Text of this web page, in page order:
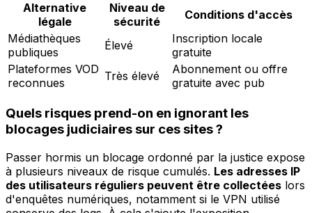
Alternative
légale
Niveau de
sécurité
Conditions d'accès
Médiathèques
publiques
Élevé
Inscription locale
gratuite
Plateformes VOD
reconnues
Très élevé
Abonnement ou offre
gratuite avec pub
Quels risques prend-on en ignorant les
blocages judiciaires sur ces sites ?
Passer hormis un blocage ordonné par la justice expose
à plusieurs niveaux de risque cumulés. Les adresses IP
des utilisateurs réguliers peuvent être collectées lors
d'enquêtes numériques, notamment si le VPN utilisé